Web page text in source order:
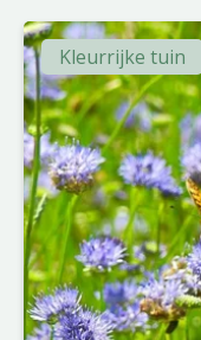
Kleurrijke tuin